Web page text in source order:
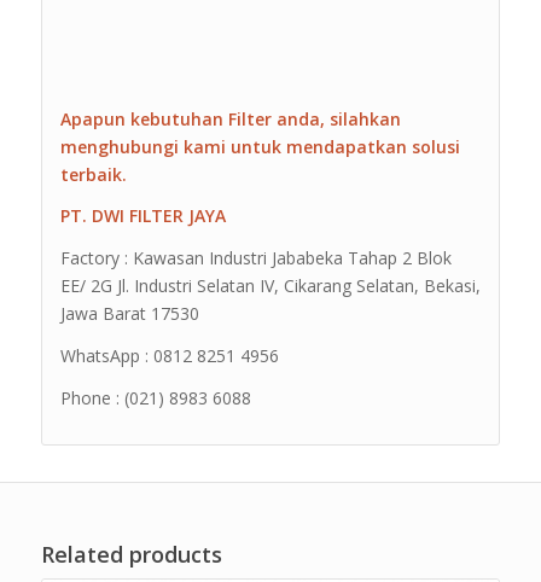
Apapun kebutuhan Filter anda, silahkan
menghubungi kami untuk mendapatkan solusi
terbaik.
PT. DWI FILTER JAYA
Factory : Kawasan Industri Jababeka Tahap 2 Blok
EE/ 2G Jl. Industri Selatan IV, Cikarang Selatan, Bekasi,
Jawa Barat 17530
WhatsApp : 0812 8251 4956
Phone : (021) 8983 6088
Related products